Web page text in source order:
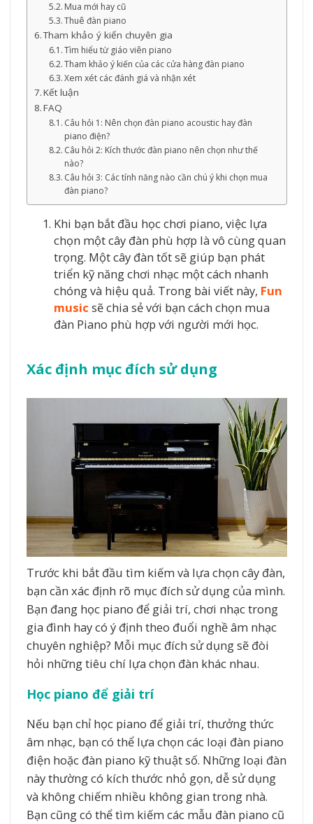
Mua mới hay cũ
Thuê đàn piano
Tham khảo ý kiến chuyên gia
Tìm hiểu từ giáo viên piano
Tham khảo ý kiến của các cửa hàng đàn piano
Xem xét các đánh giá và nhận xét
Kết luận
FAQ
Câu hỏi 1: Nên chọn đàn piano acoustic hay đàn
piano điện?
Câu hỏi 2: Kích thước đàn piano nên chọn như thế
nào?
Câu hỏi 3: Các tính năng nào cần chú ý khi chọn mua
đàn piano?
Khi bạn bắt đầu học chơi piano, việc lựa
chọn một cây đàn phù hợp là vô cùng quan
trọng. Một cây đàn tốt sẽ giúp bạn phát
triển kỹ năng chơi nhạc một cách nhanh
chóng và hiệu quả. Trong bài viết này, Fun
music sẽ chia sẻ với bạn cách chọn mua
đàn Piano phù hợp với người mới học.
Xác định mục đích sử dụng
Trước khi bắt đầu tìm kiếm và lựa chọn cây đàn,
bạn cần xác định rõ mục đích sử dụng của mình.
Bạn đang học piano để giải trí, chơi nhạc trong
gia đình hay có ý định theo đuổi nghề âm nhạc
chuyên nghiệp? Mỗi mục đích sử dụng sẽ đòi
hỏi những tiêu chí lựa chọn đàn khác nhau.
Học piano để giải trí
Nếu bạn chỉ học piano để giải trí, thưởng thức
âm nhạc, bạn có thể lựa chọn các loại đàn piano
điện hoặc đàn piano kỹ thuật số. Những loại đàn
này thường có kích thước nhỏ gọn, dễ sử dụng
và không chiếm nhiều không gian trong nhà.
Bạn cũng có thể tìm kiếm các mẫu đàn piano cũ